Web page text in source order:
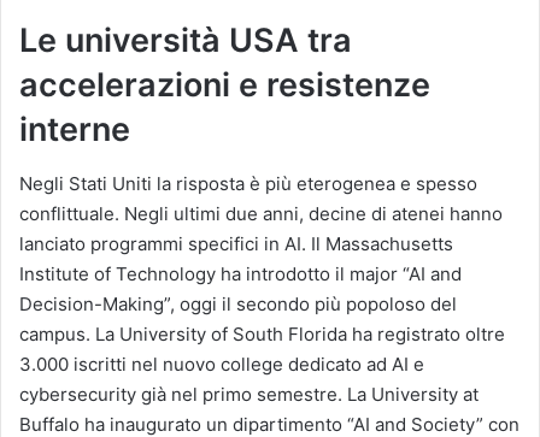
Le università USA tra
accelerazioni e resistenze
interne
Negli Stati Uniti la risposta è più eterogenea e spesso
conflittuale. Negli ultimi due anni, decine di atenei hanno
lanciato programmi specifici in AI. Il Massachusetts
Institute of Technology ha introdotto il major “AI and
Decision-Making”, oggi il secondo più popoloso del
campus. La University of South Florida ha registrato oltre
3.000 iscritti nel nuovo college dedicato ad AI e
cybersecurity già nel primo semestre. La University at
Buffalo ha inaugurato un dipartimento “AI and Society” con